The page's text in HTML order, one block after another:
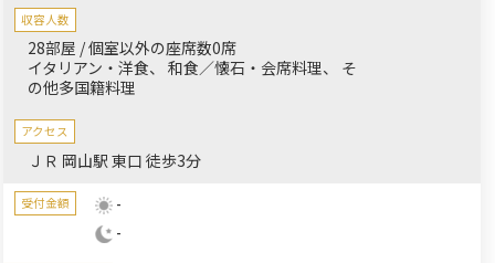
ち着いたプライベートな個室空間で周りを気にすることなくごゆ
るりとお過ごしください。
収容人数
28部屋 / 個室以外の座席数0席
イタリアン・洋食
和食／懐石・会席料理
そ
の他多国籍料理
アクセス
ＪＲ 岡山駅 東口 徒歩3分
受付金額
-
-